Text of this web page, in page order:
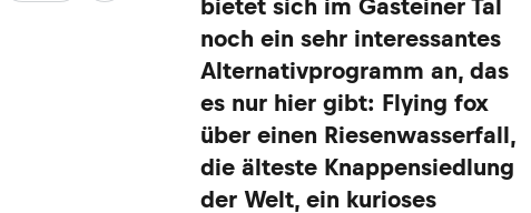
bietet sich im Gasteiner Tal
noch ein sehr interessantes
Alternativprogramm an, das
es nur hier gibt: Flying fox
über einen Riesenwasserfall,
die älteste Knappensiedlung
der Welt, ein kurioses